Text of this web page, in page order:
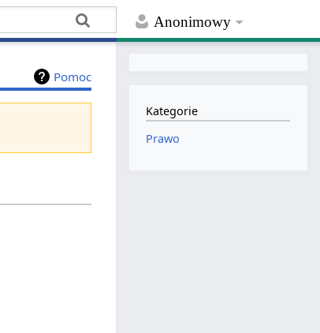
Anonimowy
Pomoc
Kategorie
Prawo